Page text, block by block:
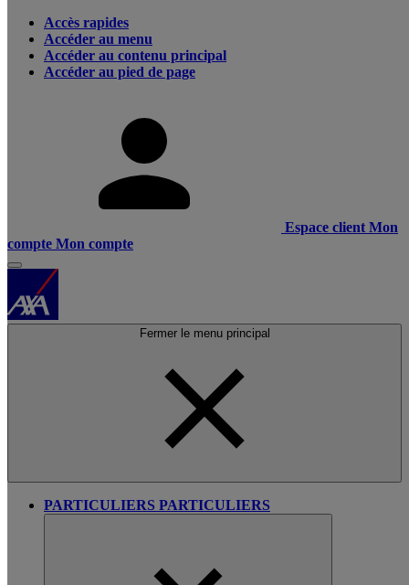
Accès rapides
Accéder au menu
Accéder au contenu principal
Accéder au pied de page
Espace client Mon
compte Mon compte
Fermer le menu principal
PARTICULIERS PARTICULIERS